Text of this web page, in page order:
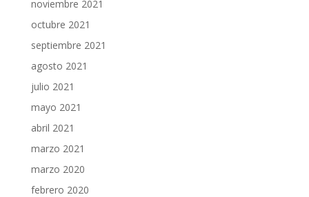
noviembre 2021
octubre 2021
septiembre 2021
agosto 2021
julio 2021
mayo 2021
abril 2021
marzo 2021
marzo 2020
febrero 2020